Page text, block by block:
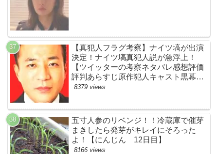
【真犯人フラグ考察】ナイツ塙が出演
決定！ナイツ塙真犯人説が急浮上！
【ツイッターの考察ネタバレ感想評価
評判あらすじ原作犯人キャスト黒幕伏
線まとめ】
8379 views
五寸人参のリベンジ！！冷蔵庫で催芽
まきしたら発芽がキレイにそろった
よ！【にんじん 12日目】
8166 views